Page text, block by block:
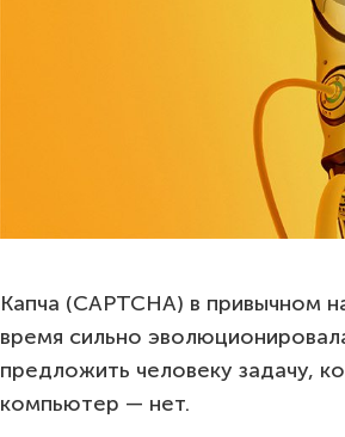
Капча (CAPTCHA) в привычном
время сильно
предложить человеку задачу,
компьютер — нет.